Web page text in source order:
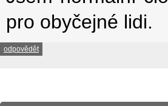
pro obyčejné lidi.
odpovědět